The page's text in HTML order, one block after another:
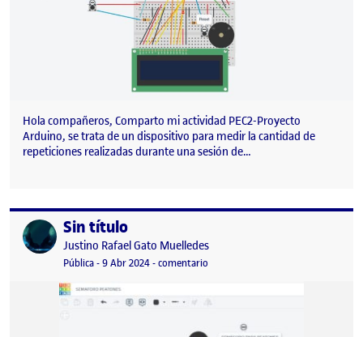
Hola compañeros, Comparto mi actividad PEC2-Proyecto
Arduino, se trata de un dispositivo para medir la cantidad de
repeticiones realizadas durante una sesión de…
Publicado porSin título
Publicado por
Justino Rafael Gato Muelledes
Visibilidad:
Pública-Fecha de publicación
9 Abr 2024-comentario